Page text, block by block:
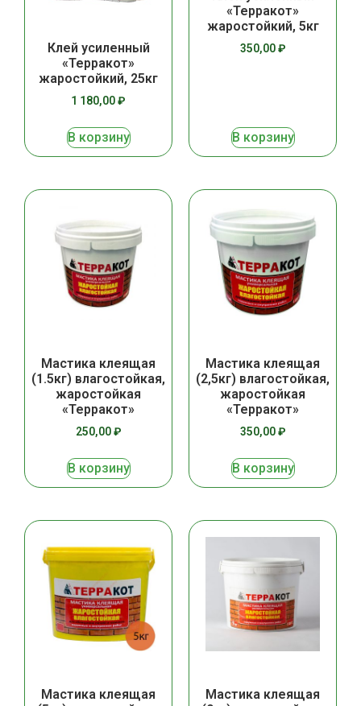
Клей усиленный
«Терракот»
жаростойкий, 25кг
1 180,00₽
В корзину
«Терракот»
жаростойкий, 5кг
350,00₽
В корзину
Мастика клеящая
(1.5кг) влагостойкая,
жаростойкая
«Терракот»
250,00₽
В корзину
Мастика клеящая
(2,5кг) влагостойкая,
жаростойкая
«Терракот»
350,00₽
В корзину
Мастика клеящая
Мастика клеящая